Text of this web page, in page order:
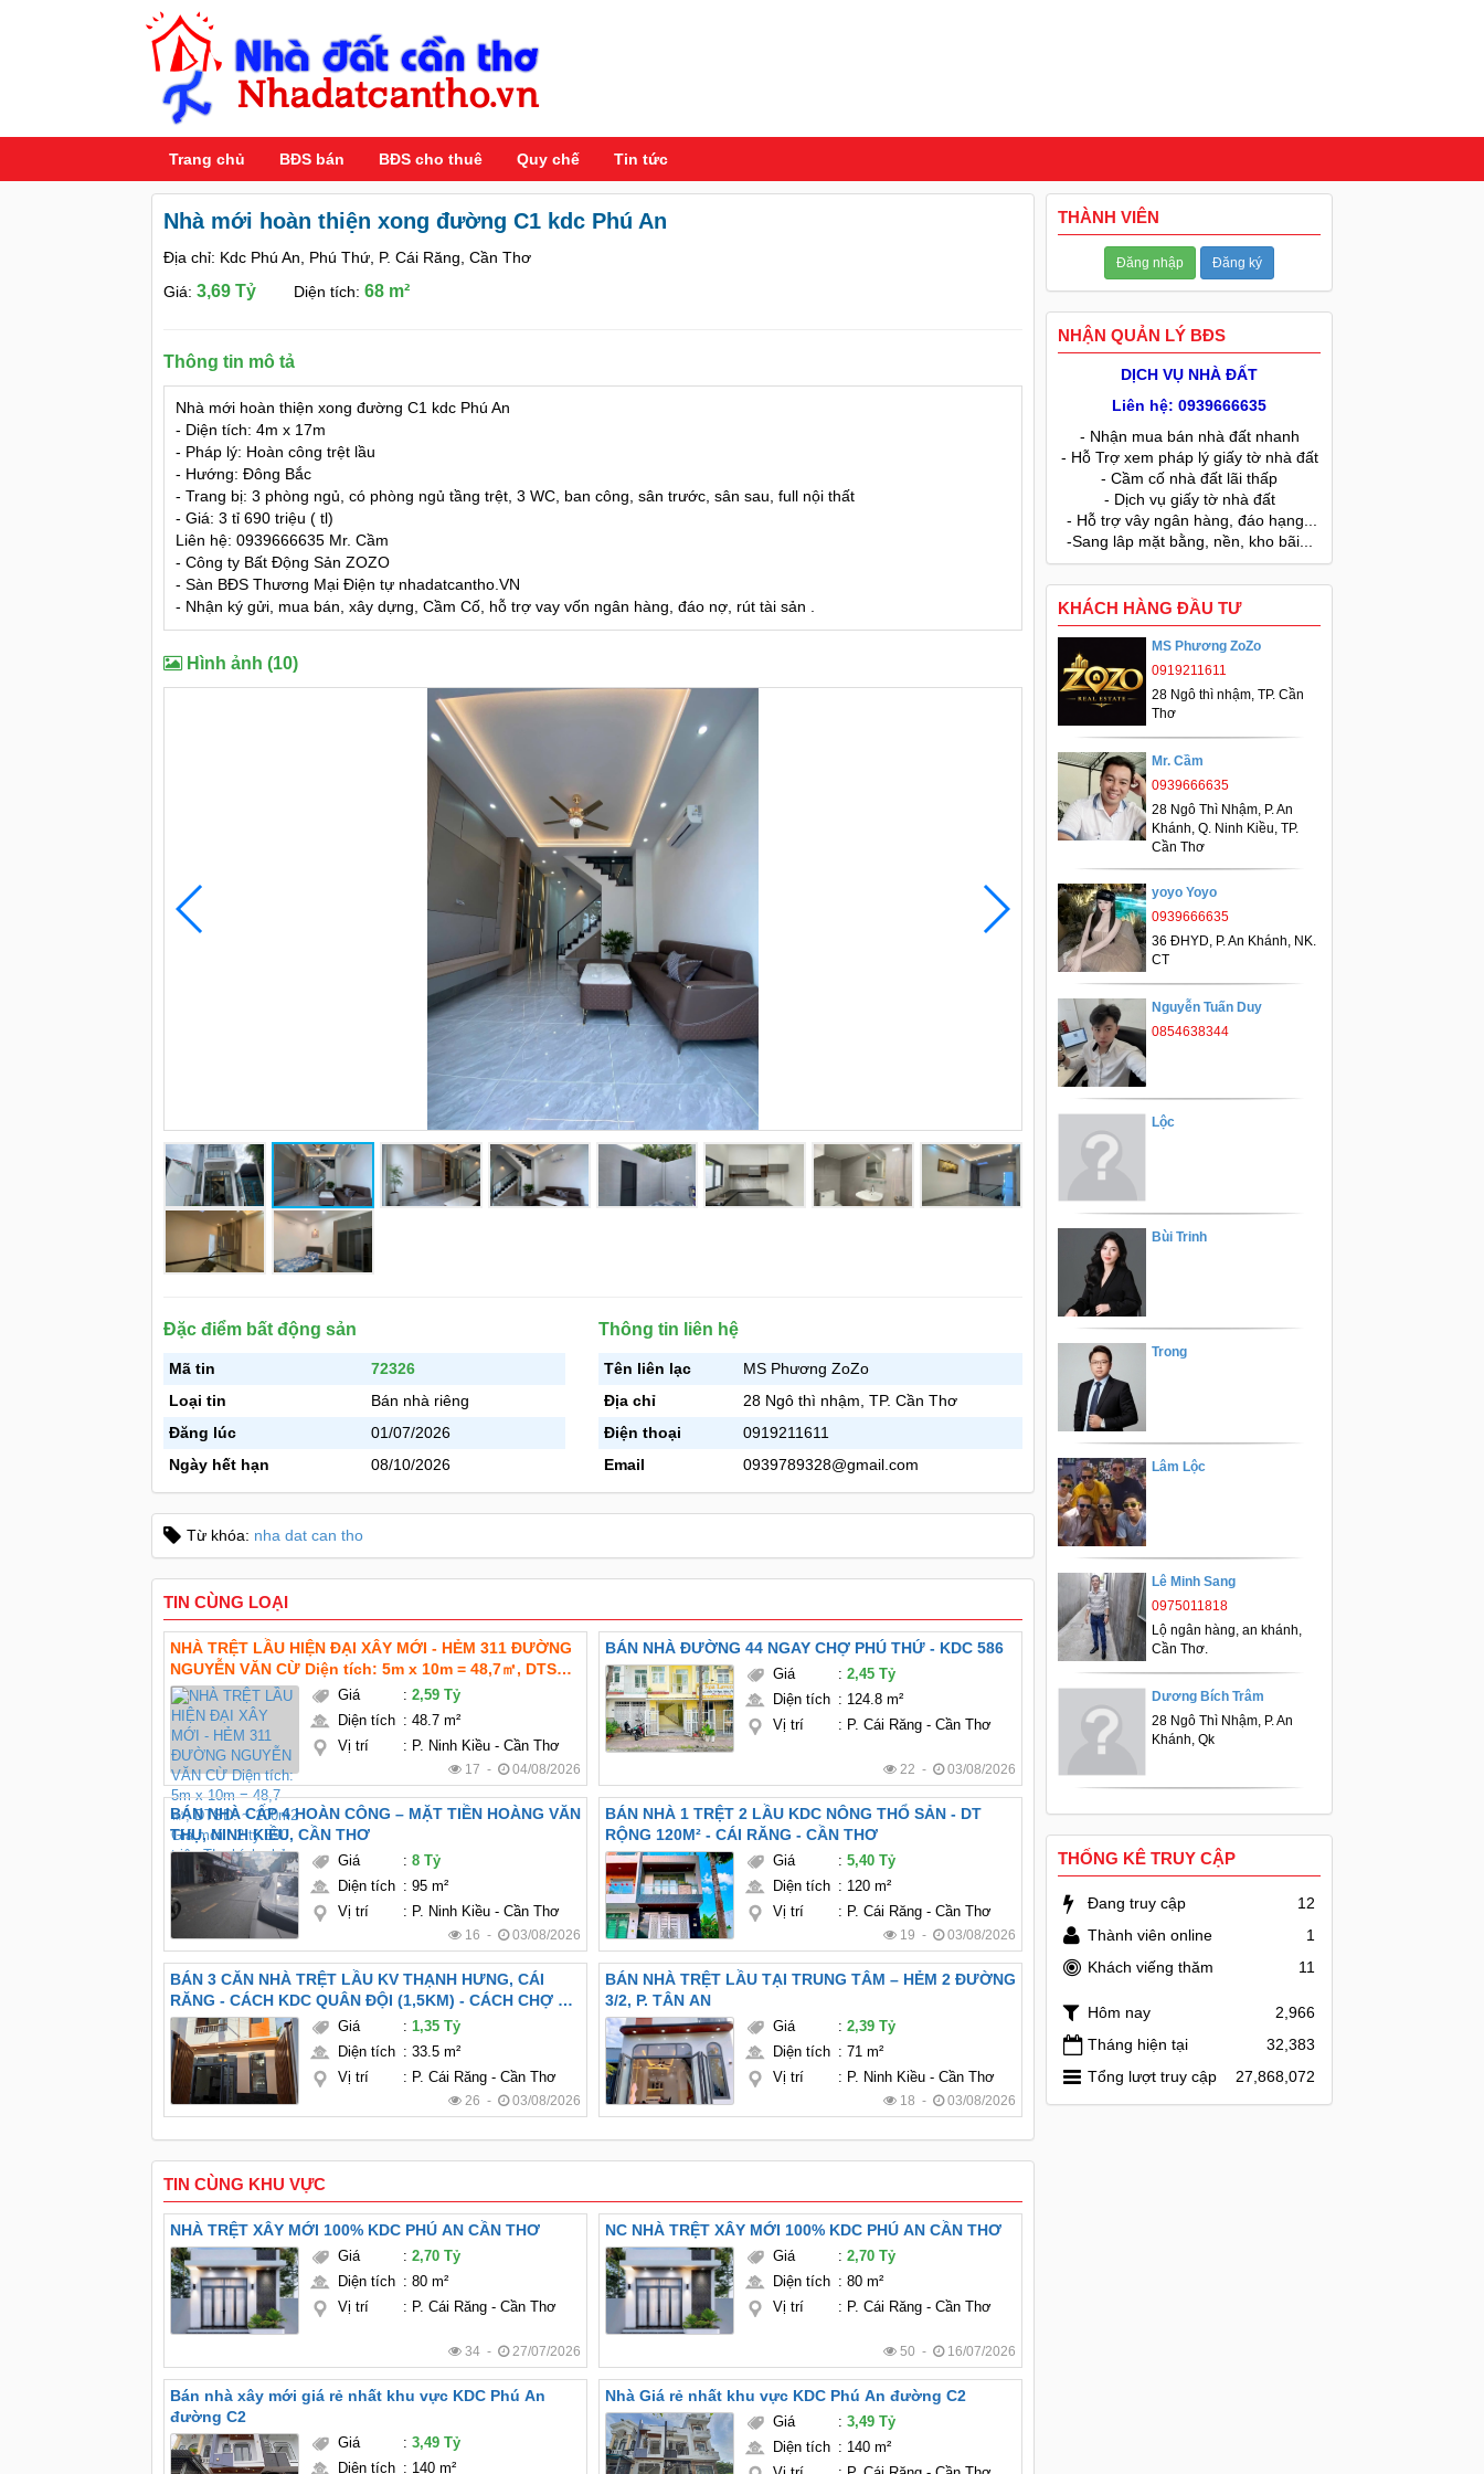
Trang chủ BĐS bán BĐS cho thuê Quy chế Tin tức
Nhà mới hoàn thiện xong đường C1 kdc Phú An
Địa chỉ: Kdc Phú An, Phú Thứ, P. Cái Răng, Cần Thơ
Giá: 3,69 Tỷ Diện tích: 68 m²
Thông tin mô tả
Nhà mới hoàn thiện xong đường C1 kdc Phú An
- Diện tích: 4m x 17m
- Pháp lý: Hoàn công trệt lầu
- Hướng: Đông Bắc
- Trang bị: 3 phòng ngủ, có phòng ngủ tầng trệt, 3 WC, ban công, sân trước, sân sau, full nội thất
- Giá: 3 tỉ 690 triệu ( tl)
Liên hệ: 0939666635 Mr. Cầm
- Công ty Bất Động Sản ZOZO
- Sàn BĐS Thương Mại Điện tự nhadatcantho.VN
- Nhận ký gửi, mua bán, xây dựng, Cầm Cố, hỗ trợ vay vốn ngân hàng, đáo nợ, rút tài sản .
Hình ảnh (10)
Đặc điểm bất động sản
Mã tin
72326
Loại tin
Bán nhà riêng
Đăng lúc
01/07/2026
Ngày hết hạn
08/10/2026
Thông tin liên hệ
Tên liên lạc
MS Phương ZoZo
Địa chỉ
28 Ngô thì nhậm, TP. Cần Thơ
Điện thoại
0919211611
Email
0939789328@gmail.com
Từ khóa: nha dat can tho
TIN CÙNG LOẠI
NHÀ TRỆT LẦU HIỆN ĐẠI XÂY MỚI - HẺM 311 ĐƯỜNG
NGUYỄN VĂN CỪ Diện tích: 5m x 10m = 48,7㎡, DTSD:
~ 100m2 Giá mới : 2 tỷ 590 triệu TL chính chủ Pháp lý:
thổ cư hoàn công Hướng: Tây bắc
Giá :2,59 Tỷ
Diện tích :48.7 m²
Vị trí
: P. Ninh Kiều - Cần Thơ
17 - 04/08/2026
BÁN NHÀ ĐƯỜNG 44 NGAY CHỢ PHÚ THỨ - KDC 586
Giá :2,45 Tỷ
Diện tích : 124.8 m²
Vị trí
: P. Cái Răng - Cần Thơ
22 - 03/08/2026
BÁN NHÀ CẤP 4 HOÀN CÔNG – MẶT TIỀN HOÀNG VĂN
THỤ, NINH KIỀU, CẦN THƠ
Giá :8 Tỷ
Diện tích :95 m²
Vị trí
: P. Ninh Kiều - Cần Thơ
16 - 03/08/2026
BÁN NHÀ 1 TRỆT 2 LẦU KDC NÔNG THỔ SẢN - DT
RỘNG 120M² - CÁI RĂNG - CẦN THƠ
Giá :5,40 Tỷ
Diện tích : 120 m²
Vị trí
: P. Cái Răng - Cần Thơ
19 - 03/08/2026
BÁN 3 CĂN NHÀ TRỆT LẦU KV THẠNH HƯNG, CÁI
RĂNG - CÁCH KDC QUÂN ĐỘI (1,5KM) - CÁCH CHỢ SỐ
10 (2KM) - FULL NỘI THẤT
Giá :1,35 Tỷ
Diện tích :33.5 m²
Vị trí
: P. Cái Răng - Cần Thơ
26 - 03/08/2026
BÁN NHÀ TRỆT LẦU TẠI TRUNG TÂM – HẺM 2 ĐƯỜNG
3/2, P. TÂN AN
Giá :2,39 Tỷ
Diện tích :71 m²
Vị trí
: P. Ninh Kiều - Cần Thơ
18 - 03/08/2026
TIN CÙNG KHU VỰC
NHÀ TRỆT XÂY MỚI 100% KDC PHÚ AN CẦN THƠ
Giá :2,70 Tỷ
Diện tích :80 m²
Vị trí
: P. Cái Răng - Cần Thơ
34 - 27/07/2026
NC NHÀ TRỆT XÂY MỚI 100% KDC PHÚ AN CẦN THƠ
Giá :2,70 Tỷ
Diện tích :80 m²
Vị trí
: P. Cái Răng - Cần Thơ
50 - 16/07/2026
Bán nhà xây mới giá rẻ nhất khu vực KDC Phú An
đường C2
Giá :3,49 Tỷ
Diện tích : 140 m²
Nhà Giá rẻ nhất khu vực KDC Phú An đường C2
Giá :3,49 Tỷ
Diện tích : 140 m²
THÀNH VIÊN
Đăng nhập Đăng ký
NHẬN QUẢN LÝ BĐS
DỊCH VỤ NHÀ ĐẤT
Liên hệ: 0939666635
- Nhận mua bán nhà đất nhanh
- Hỗ Trợ xem pháp lý giấy tờ nhà đất
- Cầm cố nhà đất lãi thấp
- Dịch vụ giấy tờ nhà đất
- Hỗ trợ vây ngân hàng, đáo hạng...
-Sang lâp mặt bằng, nền, kho bãi...
KHÁCH HÀNG ĐẦU TƯ
MS Phương ZoZo
0919211611
28 Ngô thì nhậm, TP. Cần
Thơ
Mr. Cầm
0939666635
28 Ngô Thì Nhậm, P. An
Khánh, Q. Ninh Kiều, TP.
Cần Thơ
yoyo Yoyo
0939666635
36 ĐHYD, P. An Khánh, NK.
CT
Nguyễn Tuấn Duy
0854638344
Lộc
Bùi Trinh
Trong
Lâm Lộc
Lê Minh Sang
0975011818
Lộ ngân hàng, an khánh,
Cần Thơ.
Dương Bích Trâm
28 Ngô Thì Nhậm, P. An
Khánh, Qk
THỐNG KÊ TRUY CẬP
Đang truy cập
12
Thành viên online
1
Khách viếng thăm
11
Hôm nay
2,966
Tháng hiện tại
32,383
Tổng lượt truy cập
27,868,072